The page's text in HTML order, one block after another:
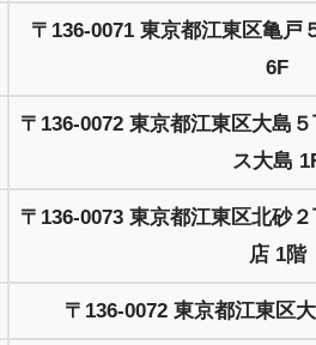
〒136-0071 東京都江東区亀戸
6F
〒136-0072 東京都江東区大島
ス大島
〒136-0073 東京都江東区北砂
店 1階
〒136-0072 東京都江東区